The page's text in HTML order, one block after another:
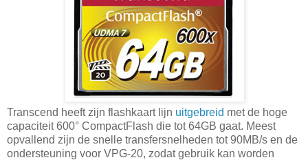
Transcend heeft zijn flashkaart lijn uitgebreid met de hoge
capaciteit 600° CompactFlash die tot 64GB gaat. Meest
opvallend zijn de snelle transfersnelheden tot 90MB/s en de
ondersteuning voor VPG-20, zodat gebruik kan worden